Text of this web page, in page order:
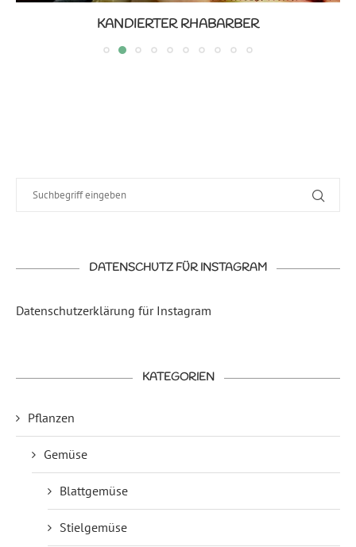
KANDIERTER RHABARBER
DATENSCHUTZ FÜR INSTAGRAM
Datenschutzerklärung für Instagram
KATEGORIEN
Pflanzen
Gemüse
Blattgemüse
Stielgemüse